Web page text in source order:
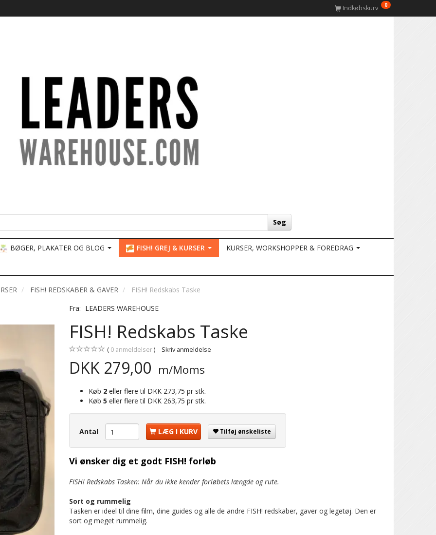
Indkøbskurv 0
Søg
BØGER, PLAKATER OG BLOG FISH! GREJ & KURSER KURSER, WORKSHOPPER & FOREDRAG
FISH! REDSKABER & GAVER
FISH! Redskabs Taske
Fra: LEADERS WAREHOUSE
FISH! Redskabs Taske
0anmeldelser Skriv anmeldelse
DKK 279,00 m/Moms
Køb 2eller flere til DKK 273,75 pr stk.
Køb 5 eller flere til DKK 263,75 pr stk.
Antal LÆG I KURV Tilføj ønskeliste
Vi ønsker dig et godt FISH! forløb
FISH! Redskabs Tasken: Når du ikke kender forløbets længde og rute.
Sort og rummelig
Tasken er ideel til dine film, dine guides og alle de andre FISH! redskaber, gaver og legetøj. Den er
sort og meget rummelig.